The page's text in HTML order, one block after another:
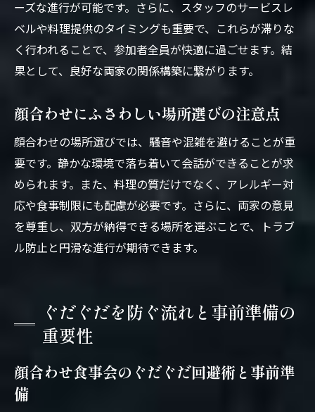
ーズな進行が可能です。さらに、スタッフのサービスレ
ベルや料理提供のタイミングも重要で、これらが滞りな
く行われることで、参加者全員が快適に過ごせます。結
果として、良好な両家の関係構築に繋がります。
顔合わせにふさわしい場所選びの注意点
顔合わせの場所選びでは、騒音や混雑を避けることが重
要です。静かな環境で落ち着いて会話ができることが求
められます。また、料理の質だけでなく、アレルギー対
応や食事制限にも配慮が必要です。さらに、両家の意見
を尊重し、双方が納得できる場所を選ぶことで、トラブ
ル防止と円滑な進行が期待できます。
ぐだぐだを防ぐ流れと事前準備の
重要性
顔合わせ食事会のぐだぐだ回避術と事前準
備